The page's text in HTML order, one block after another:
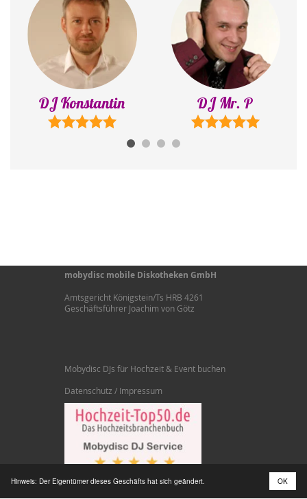
DJ Mr. P DJ Emre
mobydisc mobile Diskotheken GmbH
Amtsgericht Königstein/Ts HRB 4261
Geschäftsführer Joachim von Götz
Mobydisc DJs für Hochzeit & Event buchen
Datenschutz / Impressum
Hinweis: Der Eigentümer dieses Geschäfts hat sich geändert. OK